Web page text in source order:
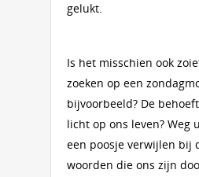
gelukt.
Is het misschien ook
zoeken op een
bijvoorbeeld? De
licht op ons leven? Weg
een poosje verwijlen bij
woorden die ons zijn